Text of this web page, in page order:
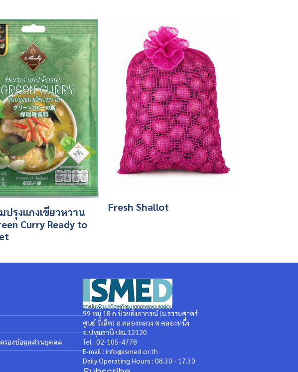
รุงแกงเขียวหวาน
Curry Ready to
Fresh Shallot
รองข้อมูลส่วนบุคคล
99 หมู่ 18 ถ.ป๋วยอึ๊งภากรณ์ (ม.ธรรมศาตร์
ศูนย์ รังสิต) อ.คลองหลวง ต.คลองหนึ่ง
จ.ปทุมธานี ปณ.12120
Tel : 02-105-4778
E-mail : info@ismed.or.th
Daily Operating Hours : 08.30 - 17.30